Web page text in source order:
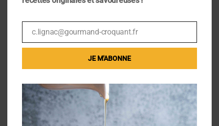
Email
c.lignac@gourmand-croquant.fr
JE M'ABONNE